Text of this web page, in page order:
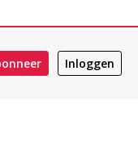
Inloggen